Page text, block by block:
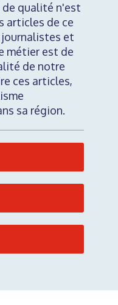
qualité n'est
articles de ce
journalistes et
métier est de
de notre
ces articles,
sa région.